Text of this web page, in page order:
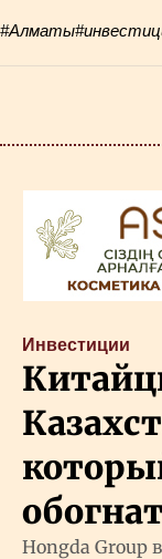
#Алматы
Инвестиции
Hongda Group